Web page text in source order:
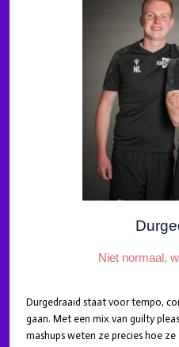
Niet normaal,
Durgedraaid staat voor tempo,
gaan. Met een mix van guilty
mashups weten ze precies hoe